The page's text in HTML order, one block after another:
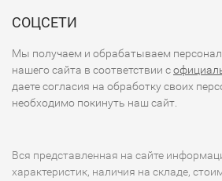
СОЦСЕТИ
Мы получаем и обрабатываем
нашего сайта в соответствии с
даете согласия на обработку своих
необходимо покинуть наш сайт.
Вся представленная на сайте
характеристик, наличия на складе,